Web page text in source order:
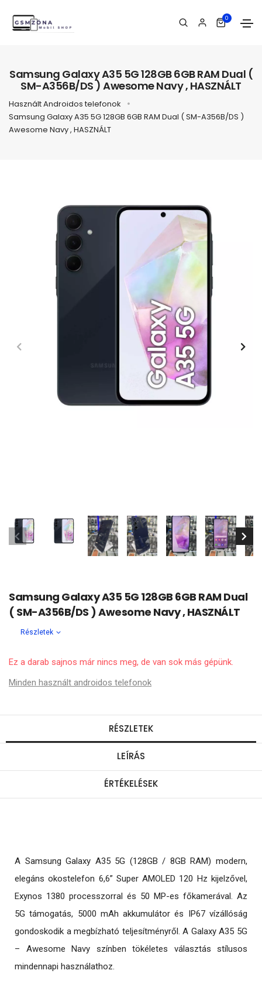
0
Samsung Galaxy A35 5G 128GB 6GB RAM Dual (
SM-A356B/DS ) Awesome Navy , HASZNÁLT
Használt Androidos telefonok
Samsung Galaxy A35 5G 128GB 6GB RAM Dual ( SM-A356B/DS )
Awesome Navy , HASZNÁLT
Samsung Galaxy A35 5G 128GB 6GB RAM Dual
( SM-A356B/DS ) Awesome Navy , HASZNÁLT
Részletek
Ez a darab sajnos már nincs meg, de van sok más gépünk.
Minden használt androidos telefonok
RÉSZLETEK
LEÍRÁS
ÉRTÉKELÉSEK
A Samsung Galaxy A35 5G (128GB / 8GB RAM) modern,
elegáns okostelefon 6,6” Super AMOLED 120 Hz kijelzővel,
Exynos 1380 processzorral és 50 MP-es főkamerával. Az
5G támogatás, 5000 mAh akkumulátor és IP67 vízállóság
gondoskodik a megbízható teljesítményről. A Galaxy A35 5G
– Awesome Navy színben tökéletes választás stílusos
mindennapi használathoz.